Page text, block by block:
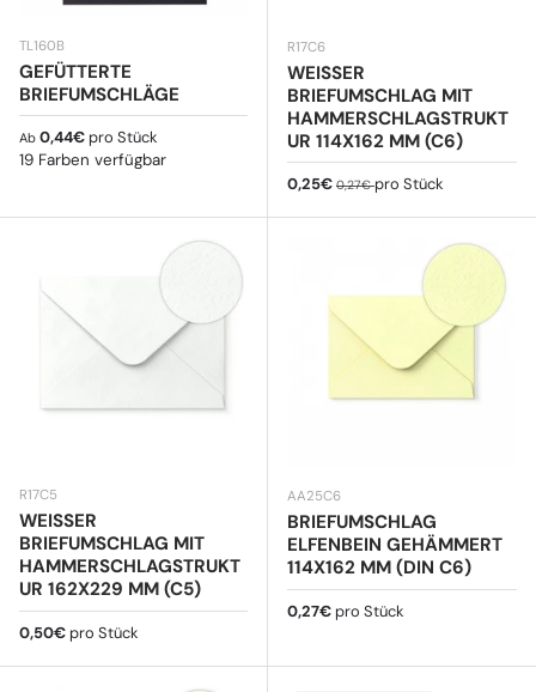
TL160B
GEFÜTTERTE
BRIEFUMSCHLÄGE
Normaler Preis
Ab 0,44€ pro Stück
19 Farben verfügbar
R17C6
WEISSER B
RIEFUMSCHLAG MIT H
AMMERSCHLAGSTRUKTU
R 114X162 MM (C6)
Verkaufspreis
0,25€ Normaler Preis
0,27€pro Stück
R17C5
WEISSER B
RIEFUMSCHLAG MIT H
AMMERSCHLAGSTRUKTU
R 162X229 MM (C5)
Normaler Preis
0,50€ pro Stück
AA25C6
BRIEFUMSCHLAG
ELFENBEIN GEHÄMMERT
114X162 MM (DIN C6)
Normaler Preis
0,27€ pro Stück